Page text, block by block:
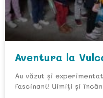
Aventura la
Au văzut și
fascinant! Uimiți și